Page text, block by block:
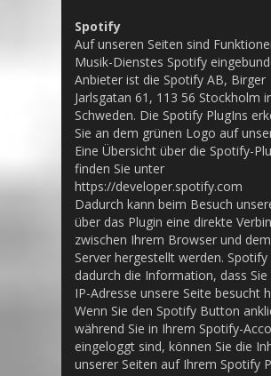
Spotify
Auf unseren Seiten sind
Musik-Dienstes Spotify
Anbieter ist die Spotify AB, Birger
Jarlsgatan 61, 113 56 Stockholm
Schweden. Die Spotify PlugIns
Sie an dem grünen Logo auf
Eine Übersicht über die Spotify-
finden Sie unter
https://developer.spotify.com
Dadurch kann beim Besuch
über das Plugin eine direkte
zwischen Ihrem Browser und
Server hergestellt werden.
dadurch die Information, dass
IP-Adresse unsere Seite besucht
Wenn Sie den Spotify Button
während Sie in Ihrem Spotify-
eingeloggt sind, können Sie die
unserer Seiten auf Ihrem Spotify